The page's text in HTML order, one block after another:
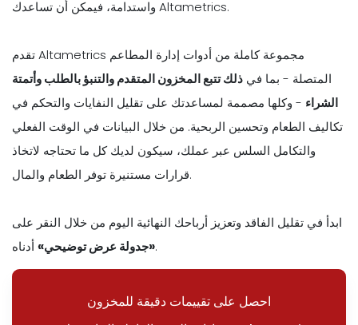
واستدامة، فيمكن أن تساعدك Altametrics.
تقدم Altametrics مجموعة كاملة من أدوات إدارة المطاعم
المتصلة - بما في ذلك تتبع المخزون المتقدم والتنبؤ بالطلب وأتمتة
الشراء - وكلها مصممة لمساعدتك على تقليل النفايات والتحكم في
تكاليف الطعام وتحسين الربحية. من خلال البيانات في الوقت الفعلي
والتكامل السلس عبر عملك، سيكون لديك كل ما تحتاجه لاتخاذ
قرارات مستنيرة توفر الطعام والمال.
ابدأ في تقليل الفاقد وتعزيز أرباحك النهائية اليوم من خلال النقر على
«جدولة عرض توضيحي»أدناه.
احصل على تقييمات دقيقة للمخزون